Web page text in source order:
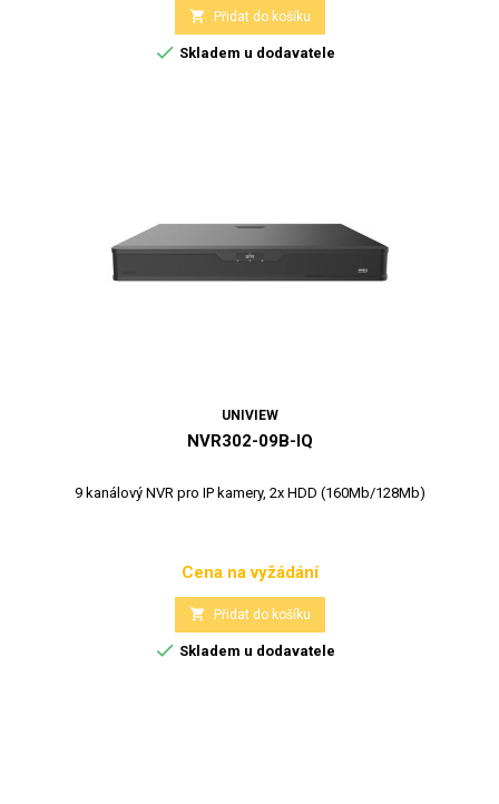
 Přidat do košíku
 Skladem u dodavatele
UNIVIEW
NVR302-09B-IQ
9 kanálový NVR pro IP kamery, 2x HDD (160Mb/128Mb)
Cena
Cena na vyžádání
 Přidat do košíku
 Skladem u dodavatele